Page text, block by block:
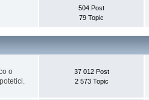
504 Post
79 Topic
o
37 012 Post
2 573 Topic